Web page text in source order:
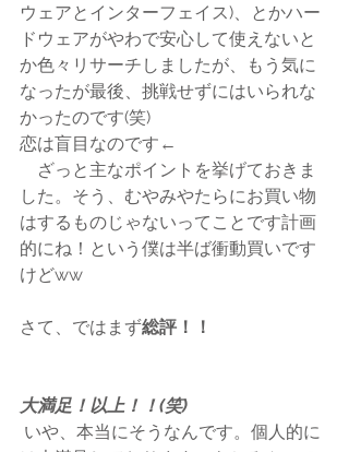
ウェアとインターフェイス)、とかハー
ドウェアがやわで安心して使えないと
か色々リサーチしましたが、もう気に
なったが最後、挑戦せずにはいられな
かったのです(笑)
恋は盲目なのです←
ざっと主なポイントを挙げておきま
した。そう、むやみやたらにお買い物
はするものじゃないってことです計画
的にね！という僕は半ば衝動買いです
けどww
さて、ではまず総評！！
大満足！以上！！(笑)